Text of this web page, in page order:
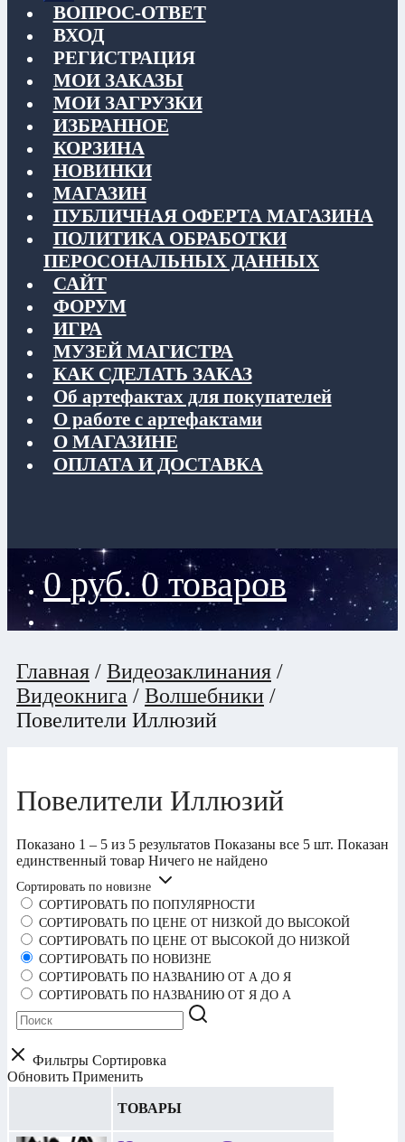
ВОПРОС-ОТВЕТ
ВХОД
РЕГИСТРАЦИЯ
МОИ ЗАКАЗЫ
МОИ ЗАГРУЗКИ
ИЗБРАННОЕ
КОРЗИНА
НОВИНКИ
МАГАЗИН
ПУБЛИЧНАЯ ОФЕРТА МАГАЗИНА
ПОЛИТИКА ОБРАБОТКИ
ПЕРОСОНАЛЬНЫХ ДАННЫХ
САЙТ
ФОРУМ
ИГРА
МУЗЕЙ МАГИСТРА
КАК СДЕЛАТЬ ЗАКАЗ
Об артефактах для покупателей
О работе с артефактами
О МАГАЗИНЕ
ОПЛАТА И ДОСТАВКА
0 руб. 0 товаров
Главная / Видеозаклинания /
Видеокнига / Волшебники /
Повелители Иллюзий
Повелители Иллюзий
Показано 1 – 5 из 5 результатов Показаны все 5 шт. Показан
единственный товар Ничего не найдено
Сортировать по новизне
СОРТИРОВАТЬ ПО ПОПУЛЯРНОСТИ
СОРТИРОВАТЬ ПО ЦЕНЕ ОТ НИЗКОЙ ДО ВЫСОКОЙ
СОРТИРОВАТЬ ПО ЦЕНЕ ОТ ВЫСОКОЙ ДО НИЗКОЙ
СОРТИРОВАТЬ ПО НОВИЗНЕ
СОРТИРОВАТЬ ПО НАЗВАНИЮ ОТ А ДО Я
СОРТИРОВАТЬ ПО НАЗВАНИЮ ОТ Я ДО А
Фильтры Сортировка
Обновить Применить
ТОВАРЫ